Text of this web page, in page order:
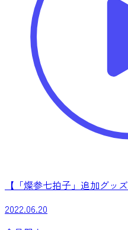
【「燦参七拍子」追加グッズ
2022.06.20